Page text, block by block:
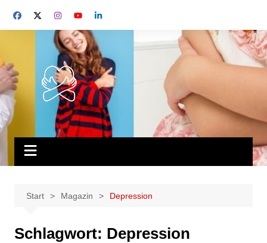
Inhalt
Start Magazin Depression
Schlagwort: Depression